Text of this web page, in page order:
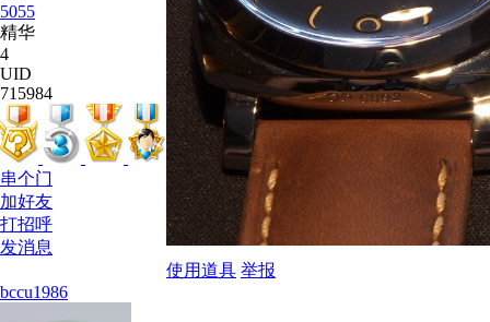
5055
精华
4
UID
715984
串个门
加好友
打招呼
发消息
使用道具 举报
bccu1986